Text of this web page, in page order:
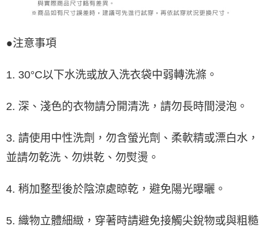
●注意事項
1. 30°C以下水洗或放入洗衣袋中弱轉洗滌。
2. 深、淺色的衣物請分開清洗，請勿長時間浸泡。
3. 請使用中性洗劑，勿含螢光劑、柔軟精或漂白水，
並請勿乾洗、勿烘乾、勿熨燙。
4. 稍加整型後於陰涼處晾乾，避免陽光曝曬。
5. 織物立體細緻，穿著時請避免接觸尖銳物或與粗糙